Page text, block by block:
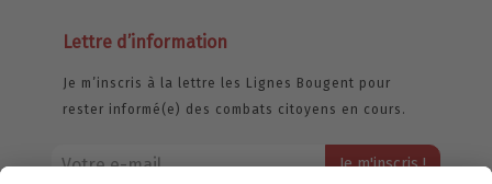
Lettre d’information
Je m’inscris à la lettre les Lignes Bougent pour
rester informé(e) des combats citoyens en cours.